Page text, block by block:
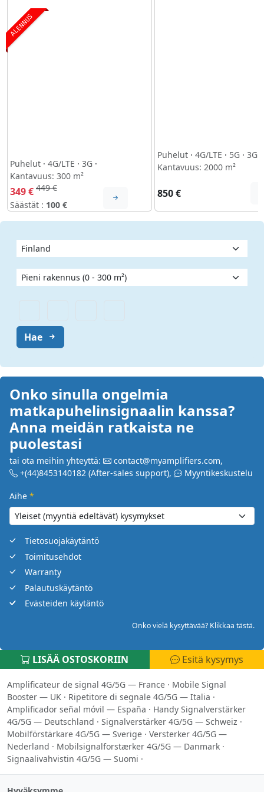
ALENNUS
Puhelut · 4G/LTE · 3G ·
Kantavuus: 300 m²
349 € 449 €
Säästät : 100 €
Puhelut · 4G/LTE · 5G · 3G
Kantavuus: 2000 m²
850 €
Hae
Onko sinulla ongelmia
matkapuhelinsignaalin kanssa?
Anna meidän ratkaista ne
puolestasi
tai ota meihin yhteyttä: contact@myamplifiers.com,
+(44)8453140182 (After-sales support), Myyntikeskustelu
Aihe *
Tietosuojakäytäntö
Toimitusehdot
Warranty
Palautuskäytäntö
Evästeiden käytäntö
Onko vielä kysyttävää? Klikkaa tästä.
LISÄÄ OSTOSKORIIN Esitä kysymys
Amplificateur de signal 4G/5G — France · Mobile Signal
Booster — UK · Ripetitore di segnale 4G/5G — Italia ·
Amplificador señal móvil — España · Handy Signalverstärker
4G/5G — Deutschland · Signalverstärker 4G/5G — Schweiz ·
Mobilförstärkare 4G/5G — Sverige · Versterker 4G/5G —
Nederland · Mobilsignalforstærker 4G/5G — Danmark ·
Signaalivahvistin 4G/5G — Suomi ·